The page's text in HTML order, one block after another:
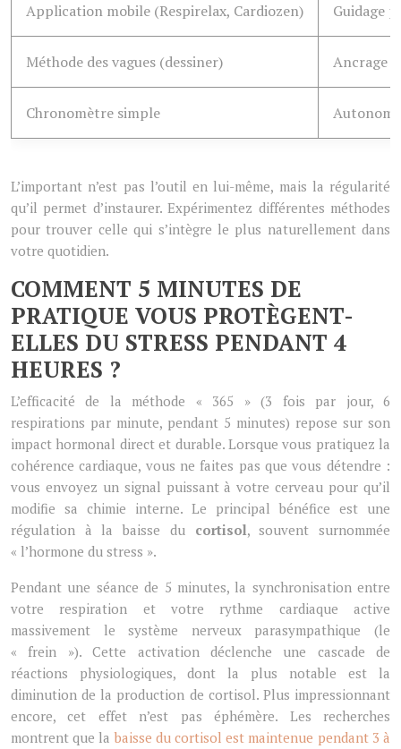
Application mobile (Respirelax, Cardiozen) Guidage
Méthode des vagues (dessiner) Ancrage
Chronomètre simple
L’important n’est pas l’outil en lui-même, mais la régularité
qu’il permet d’instaurer. Expérimentez différentes méthodes
pour trouver celle qui s’intègre le plus naturellement dans
votre quotidien.
COMMENT 5 MINUTES DE
PRATIQUE VOUS PROTÈGENT-
ELLES DU STRESS PENDANT 4
HEURES ?
L’efficacité de la méthode « 365 » (3 fois par jour, 6
respirations par minute, pendant 5 minutes) repose sur son
impact hormonal direct et durable. Lorsque vous pratiquez la
cohérence cardiaque, vous ne faites pas que vous détendre :
vous envoyez un signal puissant à votre cerveau pour qu’il
modifie sa chimie interne. Le principal bénéfice est une
régulation à la baisse du cortisol, souvent surnommée
« l’hormone du stress ».
Pendant une séance de 5 minutes, la synchronisation entre
votre respiration et votre rythme cardiaque active
massivement le système nerveux parasympathique (le
« frein »). Cette activation déclenche une cascade de
réactions physiologiques, dont la plus notable est la
diminution de la production de cortisol. Plus impressionnant
encore, cet effet n’est pas éphémère. Les recherches
montrent que labaisse du cortisol est maintenue pendant 3 à